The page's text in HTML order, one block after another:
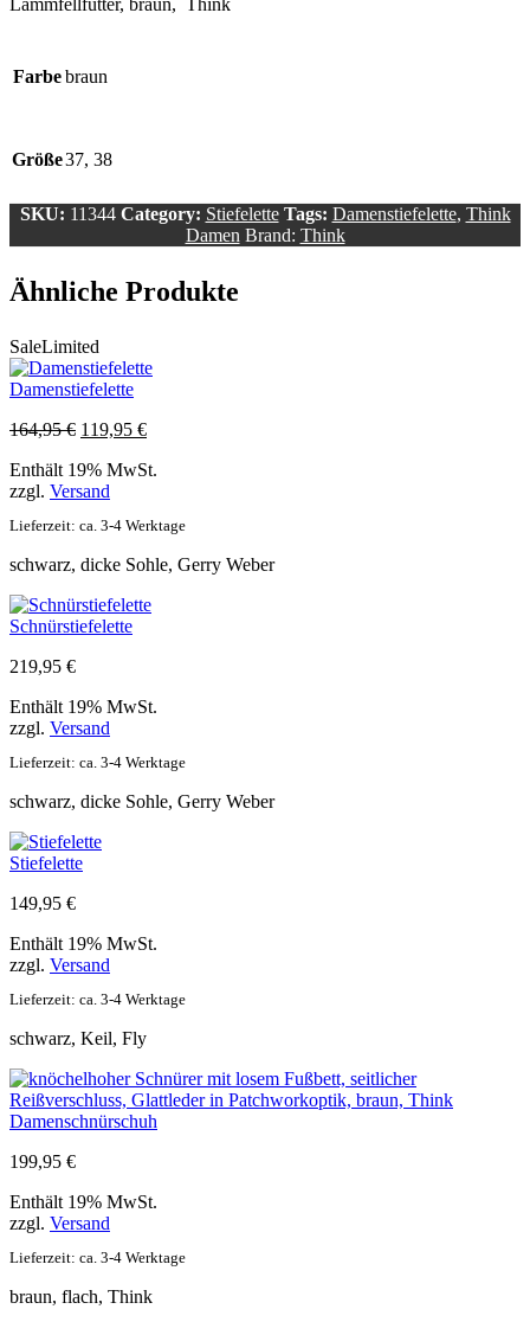
Farbebraun
Größe37, 38
SKU: 11344 Category: Stiefelette Tags: Damenstiefelette, Think
Damen Brand: Think
Ähnliche Produkte
SaleLimited
Damenstiefelette
164,95€ Ursprünglicher
war:
164,95 €
119,95 €Aktueller
ist:
Enthält 19% MwSt.
zzgl. Versand
Lieferzeit: ca. 3-4 Werktage
schwarz, dicke Sohle, Gerry Weber
Schnürstiefelette
219,95 €
Enthält 19% MwSt.
zzgl. Versand
Lieferzeit: ca. 3-4 Werktage
schwarz, dicke Sohle, Gerry Weber
Stiefelette
149,95 €
Enthält 19% MwSt.
zzgl. Versand
Lieferzeit: ca. 3-4 Werktage
schwarz, Keil, Fly
Damenschnürschuh
199,95 €
Enthält 19% MwSt.
zzgl. Versand
Lieferzeit: ca. 3-4 Werktage
braun, flach, Think